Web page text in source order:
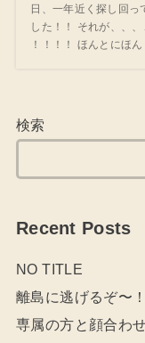
日、一年近く探し回っ
した！！ それが、、
！！！！ ほんとにほ
検索
Recent Posts
NO TITLE
離島に逃げるぞ〜
専属の方と顔合わ